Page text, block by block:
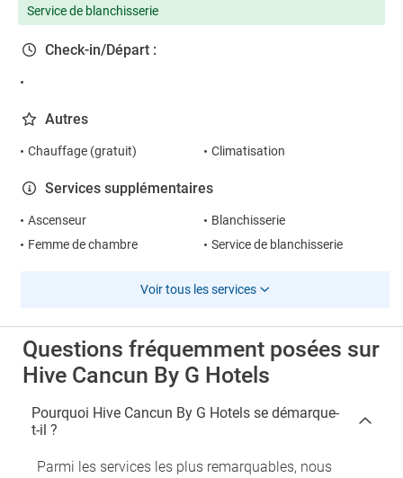
Service de blanchisserie
Check-in/Départ :
Autres
Chauffage (gratuit) Climatisation
Services supplémentaires
Ascenseur
Blanchisserie
Femme de chambre
Service de blanchisserie
Voir tous les services
Questions fréquemment posées sur
Hive Cancun By G Hotels
Pourquoi Hive Cancun By G Hotels se démarque-
t-il ?
Parmi les services les plus remarquables, nous